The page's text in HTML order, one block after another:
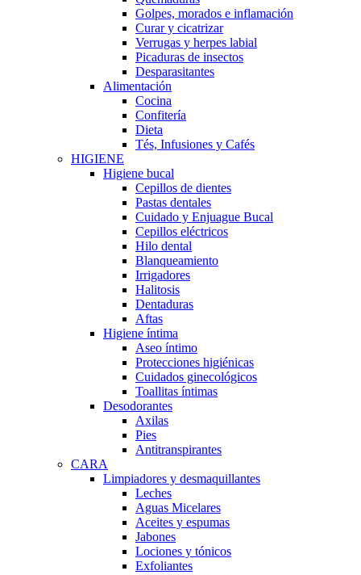
Golpes, morados e inflamación
Curar y cicatrizar
Verrugas y herpes labial
Picaduras de insectos
Desparasitantes
Alimentación
Cocina
Confitería
Dieta
Tés, Infusiones y Cafés
HIGIENE
Higiene bucal
Cepillos de dientes
Pastas dentales
Cuidado y Enjuague Bucal
Cepillos eléctricos
Hilo dental
Blanqueamiento
Irrigadores
Halitosis
Dentaduras
Aftas
Higiene íntima
Aseo íntimo
Protecciones higiénicas
Cuidados ginecológicos
Toallitas íntimas
Desodorantes
Axilas
Pies
Antitranspirantes
CARA
Limpiadores y desmaquillantes
Leches
Aguas Micelares
Aceites y espumas
Jabones
Lociones y tónicos
Exfoliantes